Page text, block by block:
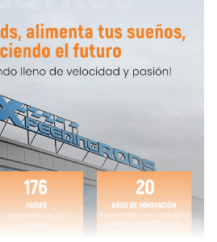
model only
Civic 1996-2000 EJ EK EM
model only
Integra 1994-2001 DC2 DC4
model only